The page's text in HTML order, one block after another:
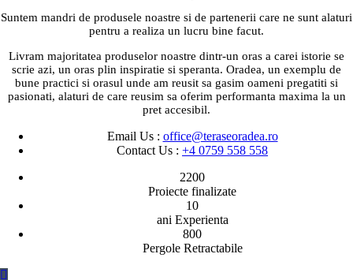
Suntem mandri de produsele noastre si de partenerii care ne sunt alaturi
pentru a realiza un lucru bine facut.
Livram majoritatea produselor noastre dintr-un oras a carei istorie se
scrie azi, un oras plin inspiratie si speranta. Oradea, un exemplu de
bune practici si orasul unde am reusit sa gasim oameni pregatiti si
pasionati, alaturi de care reusim sa oferim performanta maxima la un
pret accesibil.
Email Us : office@teraseoradea.ro
Contact Us : +4 0759 558 558
2200
Proiecte finalizate
10
ani Experienta
800
Pergole Retractabile